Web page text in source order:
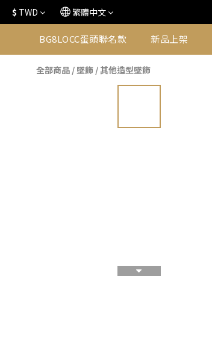
$ TWD 繁體中文
BG8LOCC蛋頭聯名款 新品上架
全部商品 /墜飾 /其他造型墜飾